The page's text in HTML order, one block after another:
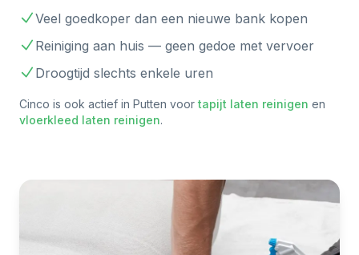
Veel goedkoper dan een nieuwe bank kopen
Reiniging aan huis — geen gedoe met vervoer
Droogtijd slechts enkele uren
Cinco is ook actief in Putten voor tapijt laten reinigen en
vloerkleed laten reinigen.